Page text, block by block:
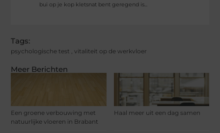
Meer Berichten
Een groene verbouwing met
natuurlijke vloeren in Brabant
Haal meer uit een dag samen
bui op je kop kletsnat bent geregend is...
Tags:
psychologische test ,vitaliteit op de werkvloer